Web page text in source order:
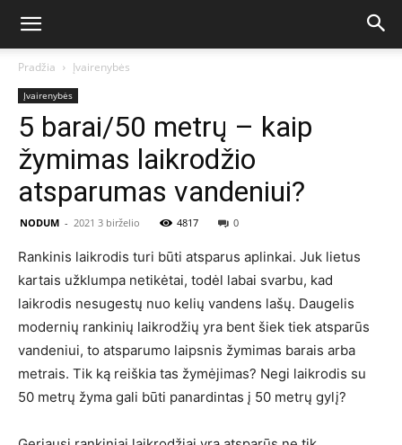
Pradžia Įvairenybės
Įvairenybės
5 barai/50 metrų – kaip
žymimas laikrodžio
atsparumas vandeniui?
NODUM - 2021 3 birželio 4817 0
Rankinis laikrodis turi būti atsparus aplinkai. Juk lietus
kartais užklumpa netikėtai, todėl labai svarbu, kad
laikrodis nesugestų nuo kelių vandens lašų. Daugelis
modernių rankinių laikrodžių yra bent šiek tiek atsparūs
vandeniui, to atsparumo laipsnis žymimas barais arba
metrais. Tik ką reiškia tas žymėjimas? Negi laikrodis su
50 metrų žyma gali būti panardintas į 50 metrų gylį?